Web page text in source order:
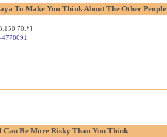
To Make You Think About The Other People
Be More Risky Than You Think